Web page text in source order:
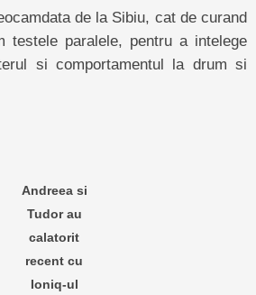
de la Sibiu, cat de curand
testele paralele, pentru a intelege
si comportamentul la drum si
Andreea si
Tudor au
calatorit
recent cu
Ioniq-ul